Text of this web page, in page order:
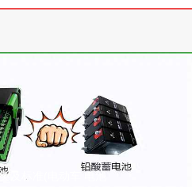
及标准(电动车 电池